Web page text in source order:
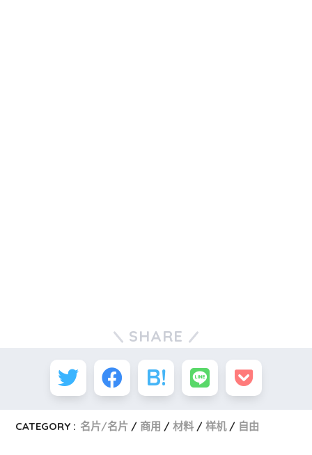
SHARE
CATEGORY : 名片/名片 商用 材料 样机 自由